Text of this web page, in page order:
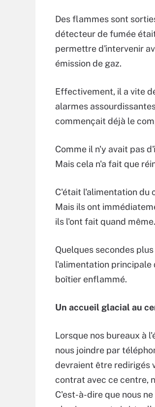
Des flammes sont
détecteur de fumée
permettre d'intervenir
émission de gaz.
Effectivement, il a vite
alarmes
commençait déjà le
Comme il n'y avait pas
Mais cela n'a fait que
C'était l'alimentation du
Mais ils ont
ils l'ont fait quand même.
Quelques secondes
l'alimentation principale
boîtier enflammé.
Un accueil glacial au
Lorsque nos bureaux à
nous joindre par
devraient être redirigés
contrat avec ce centre,
C'est-à-dire que nous